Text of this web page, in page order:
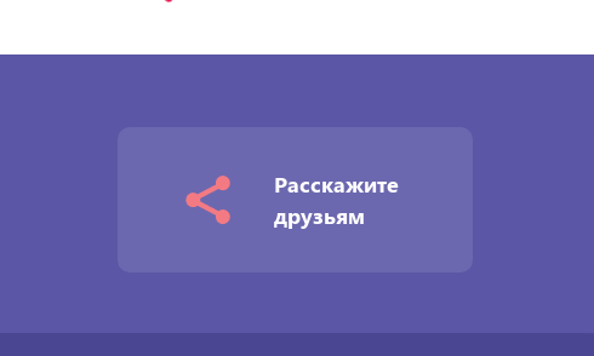
Расскажите
друзьям